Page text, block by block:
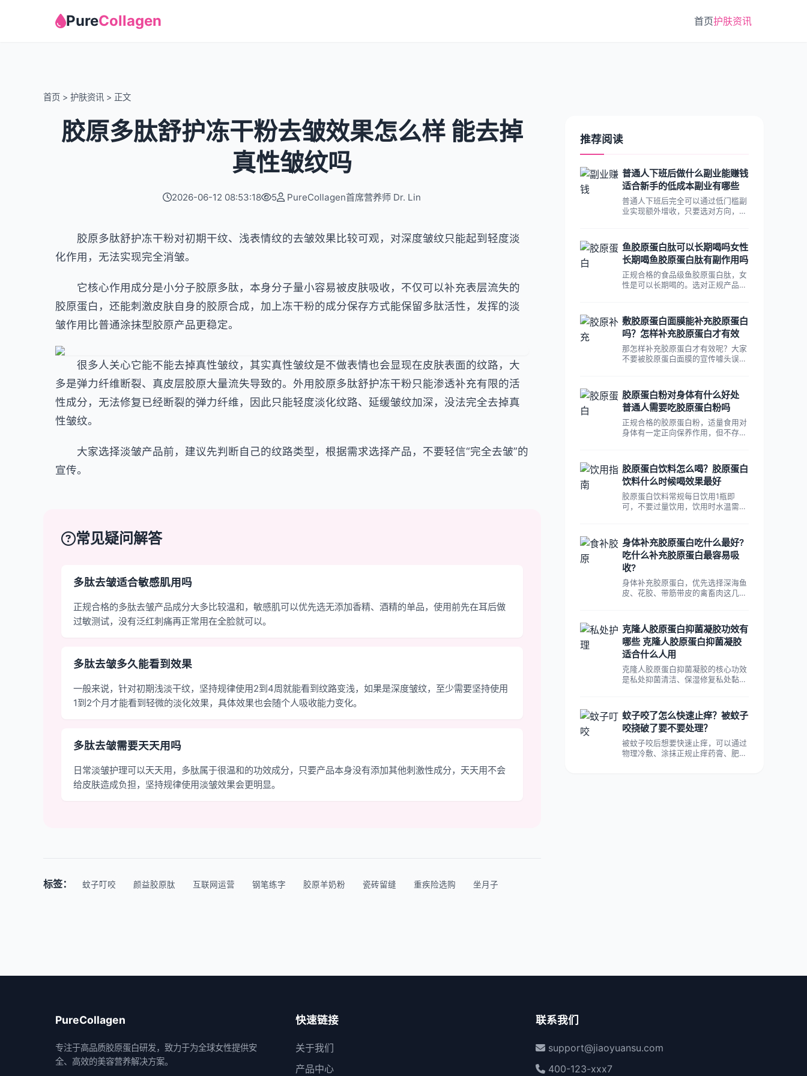
PureCollagen 首页护肤资讯
首页 > 护肤资讯 > 正文
胶原多肽舒护冻干粉去皱效果怎么样 能去掉
真性皱纹吗
2026-06-12 08:53:18 5 PureCollagen首席营养师 Dr. Lin
胶原多肽舒护冻干粉对初期干纹、浅表情纹的去皱效果比较可观，对深度皱纹只能起到轻度淡
化作用，无法实现完全消皱。
它核心作用成分是小分子胶原多肽，本身分子量小容易被皮肤吸收，不仅可以补充表层流失的
胶原蛋白，还能刺激皮肤自身的胶原合成，加上冻干粉的成分保存方式能保留多肽活性，发挥的淡
皱作用比普通涂抹型胶原产品更稳定。
很多人关心它能不能去掉真性皱纹，其实真性皱纹是不做表情也会显现在皮肤表面的纹路，大
多是弹力纤维断裂、真皮层胶原大量流失导致的。外用胶原多肽舒护冻干粉只能渗透补充有限的活
性成分，无法修复已经断裂的弹力纤维，因此只能轻度淡化纹路、延缓皱纹加深，没法完全去掉真
性皱纹。
大家选择淡皱产品前，建议先判断自己的纹路类型，根据需求选择产品，不要轻信“完全去皱”的
宣传。
常见疑问解答
多肽去皱适合敏感肌用吗
正规合格的多肽去皱产品成分大多比较温和，敏感肌可以优先选无添加香精、酒精的单品，使用前先在耳后做
过敏测试，没有泛红刺痛再正常用在全脸就可以。
多肽去皱多久能看到效果
一般来说，针对初期浅淡干纹，坚持规律使用2到4周就能看到纹路变浅，如果是深度皱纹，至少需要坚持使用
1到2个月才能看到轻微的淡化效果，具体效果也会随个人吸收能力变化。
多肽去皱需要天天用吗
日常淡皱护理可以天天用，多肽属于很温和的功效成分，只要产品本身没有添加其他刺激性成分，天天用不会
给皮肤造成负担，坚持规律使用淡皱效果会更明显。
标签： 蚊子叮咬 颜益胶原肽 互联网运营 钢笔练字 胶原羊奶粉 瓷砖留缝 重疾险选购 坐月子
推荐阅读
普通人下班后做什么副业能赚钱
适合新手的低成本副业有哪些
普通人下班后完全可以通过低门槛副
业实现额外增收，只要选对方向，每
避开需要提前缴纳加盟费、保证金的
骗局，优先从低投入的方向起步更稳
妥。
鱼胶原蛋白肽可以长期喝吗女性
长期喝鱼胶原蛋白肽有副作用吗
正规合格的食品级鱼胶原蛋白肽，女
性是可以长期喝的。选对正规产品、
虑。
敷胶原蛋白面膜能补充胶原蛋白
吗？怎样补充胶原蛋白才有效
那怎样补充胶原蛋白才有效呢？大家
不要被胶原蛋白面膜的宣传噱头误
胶原蛋白粉对身体有什么好处
普通人需要吃胶原蛋白粉吗
正规合格的胶原蛋白粉，适量食用对
身体有一定正向保养作用，但不存在
式，并不是身体必需的营养补充剂，
选购时尽量选择不添加额外蔗糖、香
精的纯胶原蛋白粉，避免摄入多余糖
分影响健康。
胶原蛋白饮料怎么喝？胶原蛋白
饮料什么时候喝效果最好
胶原蛋白饮料常规每日饮用1瓶即
可，不要过量饮用，饮用时水温需控
间，目前比较受认可的两个黄金时间
段分别是晨起空腹和睡前1小时。
身体补充胶原蛋白吃什么最好?
吃什么补充胶原蛋白最容易吸
收?
身体补充胶原蛋白，优先选择深海鱼
皮、花胶、带筋带皮的禽畜肉这几
料，作用相对缓慢，如果想要更快看
到改善皮肤的效果，可以搭配合规的
胶原蛋白肽产品，同时日常要注意少
熬夜、做好防晒，减少胶原蛋白的流
失。
克隆人胶原蛋白抑菌凝胶功效有
哪些 克隆人胶原蛋白抑菌凝胶
适合什么人用
克隆人胶原蛋白抑菌凝胶的核心功效
是私处抑菌清洁、保湿修复私处黏
人胶原蛋白抑菌凝胶是否适合自己
用，这款产品更适合有日常私处护理
需求的成年女性，也适合存在轻度私
处干涩、瘙痒异味、菌群不稳定问题
的成年女性使用。
蚊子咬了怎么快速止痒？被蚊子
咬挠破了要不要处理？
被蚊子咬后想要快速止痒，可以通过
物理冷敷、涂抹正规止痒药膏、肥皂
PureCollagen
专注于高品质胶原蛋白研发，致力于为全球女性提供安
全、高效的美容营养解决方案。
快速链接
关于我们
产品中心
联系我们
support@jiaoyuansu.com
400-123-xxx7